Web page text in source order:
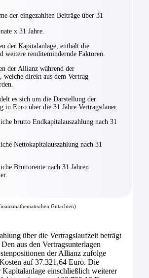
der eingezahlten Beiträge über 31
x 31 Jahre.
der Kapitalanlage, enthält die
weitere renditemindernde Faktoren.
der Allianz während der
welche direkt aus dem Vertrag
es sich um die Darstellung der
in Euro über die 31 Jahre Vertragsdauer.
brutto Endkapitalauszahlung nach 31
Nettokapitalauszahlung nach 31
Bruttorente nach 31 Jahren
Gutachten)
über die Vertragslaufzeit beträgt
aus den Vertragsunterlagen
der Allianz zufolge
auf 37.321,64 Euro. Die
Kapitalanlage einschließlich weiterer